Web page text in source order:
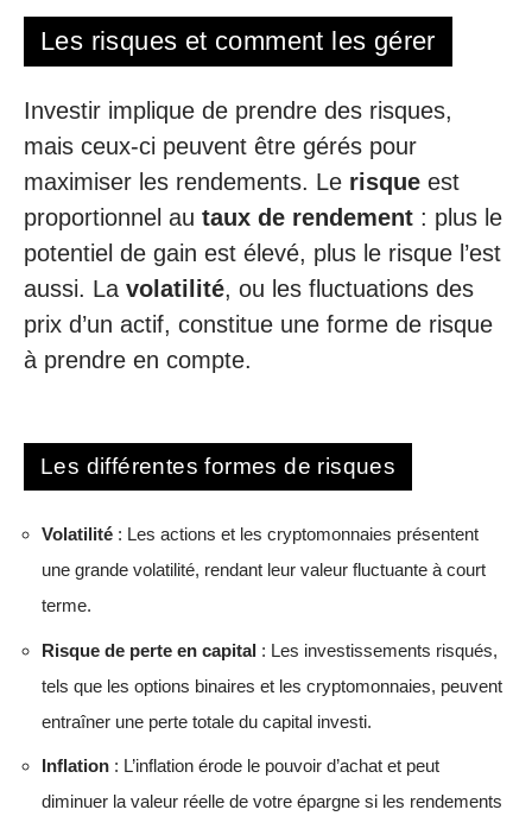
Les risques et comment les gérer
Investir implique de prendre des risques,
mais ceux-ci peuvent être gérés pour
maximiser les rendements. Le risque est
proportionnel au taux de rendement : plus le
potentiel de gain est élevé, plus le risque l’est
aussi. La volatilité, ou les fluctuations des
prix d’un actif, constitue une forme de risque
à prendre en compte.
Les différentes formes de risques
Volatilité : Les actions et les cryptomonnaies présentent
une grande volatilité, rendant leur valeur fluctuante à court
terme.
Risque de perte en capital : Les investissements risqués,
tels que les options binaires et les cryptomonnaies, peuvent
entraîner une perte totale du capital investi.
Inflation : L’inflation érode le pouvoir d’achat et peut
diminuer la valeur réelle de votre épargne si les rendements